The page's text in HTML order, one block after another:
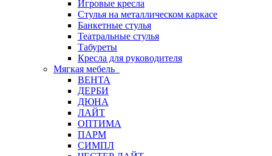
Игровые кресла
Стулья на металлическом каркасе
Банкетные стулья
Театральные стулья
Табуреты
Кресла для руководителя
Мягкая мебель
ВЕНТА
ДЕРБИ
ДЮНА
ЛАЙТ
ОПТИМА
ПАРМ
СИМПЛ